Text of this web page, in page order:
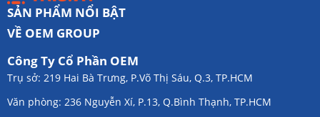
SẢN PHẨM NỔI BẬT
VỀ OEM GROUP
Công Ty Cổ Phần OEM
Trụ sở: 219 Hai Bà Trưng, P.Võ Thị Sáu, Q.3, TP.HCM
Văn phòng: 236 Nguyễn Xí, P.13, Q.Bình Thạnh, TP.HCM